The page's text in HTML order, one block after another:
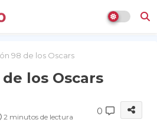
98 de los Oscars
los Oscars
2 minutos de lectura
0